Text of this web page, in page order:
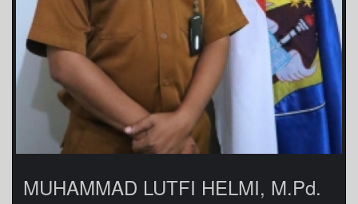
MUHAMMAD LUTFI HELMI, M.Pd.